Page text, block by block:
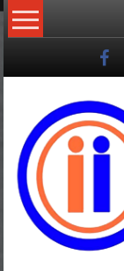
Lompat
ke